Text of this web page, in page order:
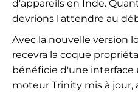
d'appareils en Inde.
devrions l'attendre au
Avec la nouvelle version
recevra la coque
bénéficie d'une
moteur Trinity mis à jour,